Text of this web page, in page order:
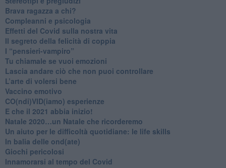
​Brava ragazza a chi?
​Compleanni e psicologia
Effetti del Covid sulla nostra vita
Il segreto della felicità di coppia
​I “pensieri-vampiro”
​Tu chiamale se vuoi emozioni
​Lascia andare ciò che non puoi controllare
L’arte di volersi bene
​Vaccino emotivo
CO(ndi)VID(iamo) esperienze
​E che il 2021 abbia inizio!
​Natale 2020…un Natale che ricorderemo
Un aiuto per le difficoltà quotidiane: le life skills
​In balia delle ond(ate)
Giochi pericolosi
Innamorarsi al tempo del Covid